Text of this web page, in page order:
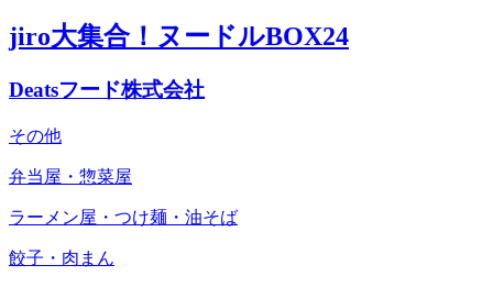
jiro大集合！ヌードルBOX24
Deatsフード株式会社
その他
弁当屋・惣菜屋
ラーメン屋・つけ麺・油そば
餃子・肉まん